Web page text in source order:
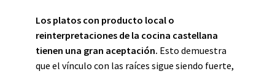
Los platos con producto local o
reinterpretaciones de la cocina castellana
tienen una gran aceptación. Esto demuestra
que el vínculo con las raíces sigue siendo fuerte,